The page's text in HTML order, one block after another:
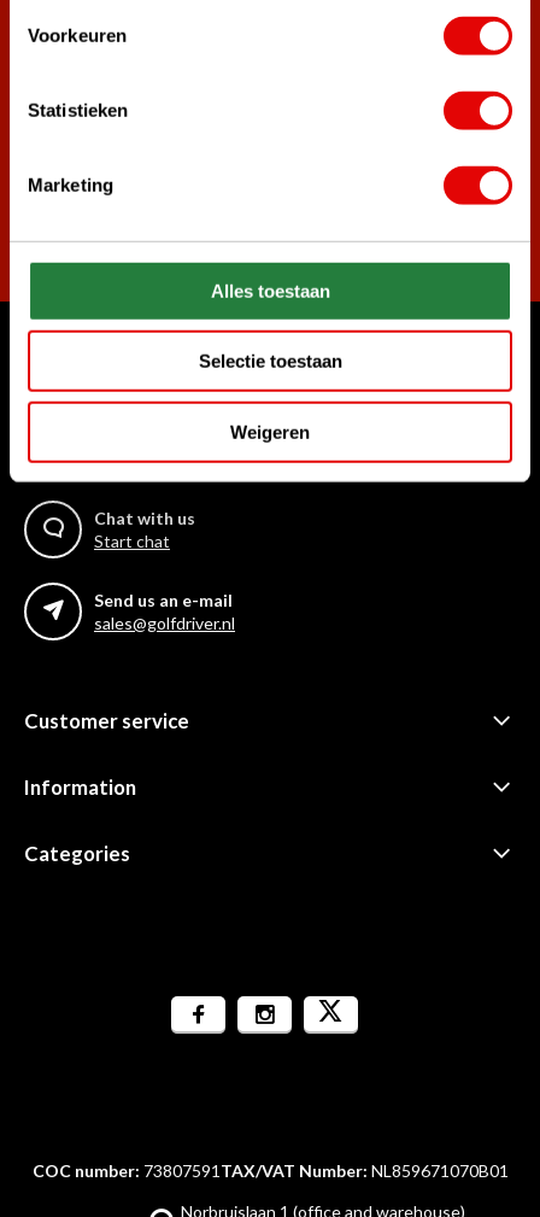
Voorkeuren
Statistieken
Marketing
Alles toestaan
Selectie toestaan
Weigeren
+38,000 customers have already subscribed.
Customer service:
Call us for anything
+31 85 06 02 099
Chat with us
Start chat
Send us an e-mail
sales@golfdriver.nl
Customer service
Information
Categories
Norbruislaan 1 (office and warehouse)
COC number: 73807591 TAX/VAT Number: NL859671070B01